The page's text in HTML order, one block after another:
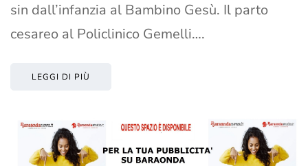
sin dall’infanzia al Bambino Gesù. Il parto
cesareo al Policlinico Gemelli….
LEGGI DI PIÙ